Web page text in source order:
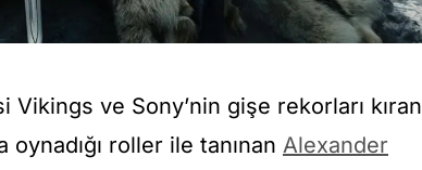
Vikings ve Sony’nin gişe rekorları kıran
roller ile tanınan Alexander